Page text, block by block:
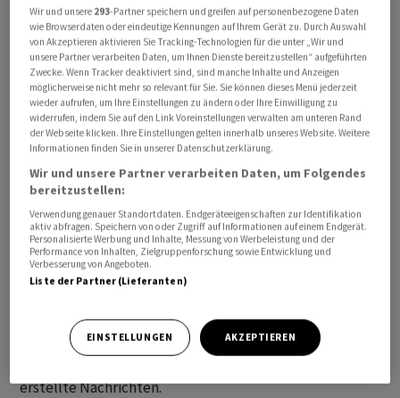
Alle angegebenen Zeiten beziehen sich auf MESZ.
Die mit «awp international» gekennzeichneten
Meldungen stammen von unserer Partneragentur dpa-
AFX Wirtschaftsnachrichten GmbH, Frankfurt am Main.
Alle Meldungen werden mit journalistischer Sorgfalt
erarbeitet. Für Verzögerungen, Irrtümer, Fehler und
Unterlassungen wird jedoch keine Haftung
übernommen. Kopien, Nachdrucke oder sonstige
Vervielfältigungen bedürfen der Genehmigung von AWP.
Der News-Service enthält Meldungen, die mit Hilfe von
produziert werden. Für automatisch erzeugte
Meldungen gelten bei AWP die gleichen journalistischen
erstellte Nachrichten.
Wir und unsere 293-Partner speichern und greifen auf personenbezogene Daten
wie Browserdaten oder eindeutige Kennungen auf Ihrem Gerät zu. Durch Auswahl
von Akzeptieren aktivieren Sie Tracking-Technologien für die unter „Wir und
unsere Partner verarbeiten Daten, um Ihnen Dienste bereitzustellen“ aufgeführten
Zwecke. Wenn Tracker deaktiviert sind, sind manche Inhalte und Anzeigen
möglicherweise nicht mehr so relevant für Sie. Sie können dieses Menü jederzeit
wieder aufrufen, um Ihre Einstellungen zu ändern oder Ihre Einwilligung zu
widerrufen, indem Sie auf den Link Voreinstellungen verwalten am unteren Rand
der Webseite klicken. Ihre Einstellungen gelten innerhalb unseres Website. Weitere
Informationen finden Sie in unserer Datenschutzerklärung.
Wir und unsere Partner verarbeiten Daten, um Folgendes
bereitzustellen:
Verwendung genauer Standortdaten. Endgeräteeigenschaften zur Identifikation
aktiv abfragen. Speichern von oder Zugriff auf Informationen auf einem Endgerät.
Personalisierte Werbung und Inhalte, Messung von Werbeleistung und der
Performance von Inhalten, Zielgruppenforschung sowie Entwicklung und
Verbesserung von Angeboten.
Liste der Partner (Lieferanten)
EINSTELLUNGEN AKZEPTIEREN